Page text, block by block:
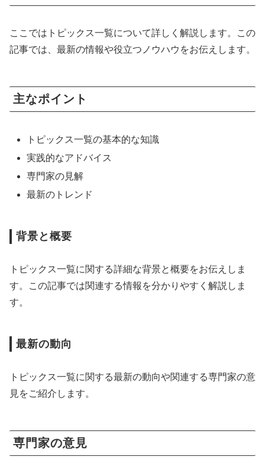
ここではトピックス一覧について詳しく解説します。この
記事では、最新の情報や役立つノウハウをお伝えします。
主なポイント
トピックス一覧の基本的な知識
実践的なアドバイス
専門家の見解
最新のトレンド
背景と概要
トピックス一覧に関する詳細な背景と概要をお伝えしま
す。この記事では関連する情報を分かりやすく解説しま
す。
最新の動向
トピックス一覧に関する最新の動向や関連する専門家の意
見をご紹介します。
専門家の意見